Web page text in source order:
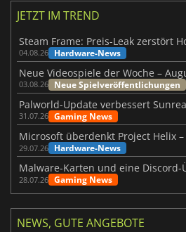
JETZT IM TREND
04.08.26 Hardware-News
03.08.26 Neue Spielveröffentlichungen
31.07.26 Gaming News
29.07.26 Hardware-News
28.07.26 Gaming News
NEWS, GUTE ANGEBOTE